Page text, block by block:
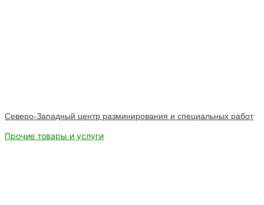
Северо-Западный центр разминирования и специальных работ
Прочие товары и услуги